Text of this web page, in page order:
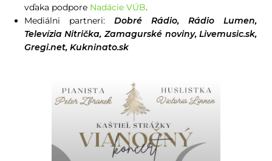
vďaka podpore Nadácie VÚB.
Mediálni partneri: Dobré Rádio, Rádio Lumen,
Televízia Nitrička, Zamagurské noviny, Livemusic.sk,
Gregi.net, Kukninato.sk